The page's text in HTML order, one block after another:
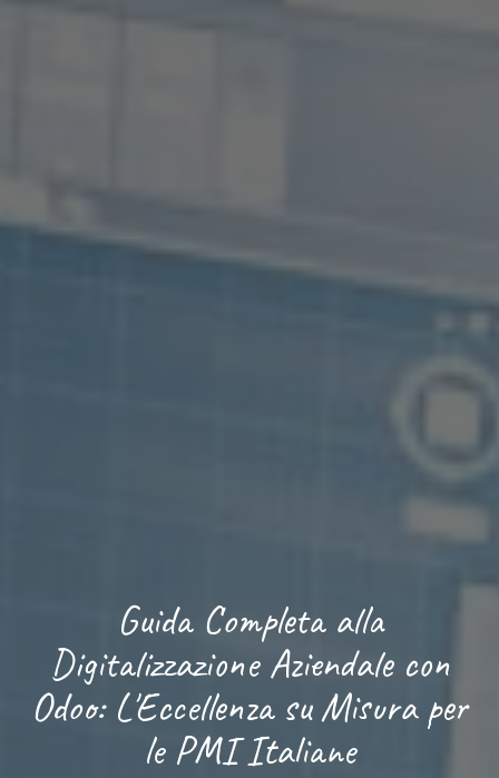
Guida Completa alla
Digitalizzazione Aziendale con
Odoo: L'Eccellenza su Misura per
le PMI Italiane